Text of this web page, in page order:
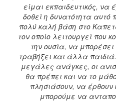
είμαι εκπαιδευτικός, να
δοθεί η δυνατότητα αυτό
πολύ καλή βάση στο
τον οποίο λειτουργεί που
την ουσία, να
τραβήξει και άλλα
μεγάλες ανάγκες, οι
θα πρέπει και να το
πλησιάσουν, να έρθουν
μπορούμε να